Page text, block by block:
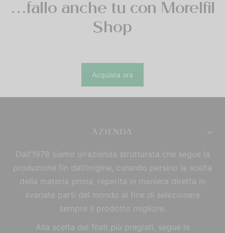
…fallo anche tu con Morelfil
Shop
Acquista ora
AZIENDA
Dall’1978 siamo un’azienda strutturata che segue la
produzione fin dall’origine, curando persino la scelta
della materia prima, reperita in maniera diretta in
svariate parti del mondo al fine di selezionare
sempre il prodotto migliore.
Alla scelta dei filati più pregiati, segue la